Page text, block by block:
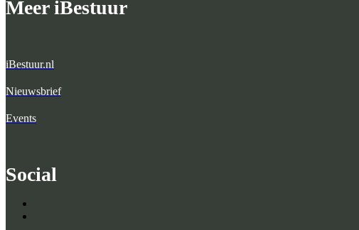
Meer iBestuur
iBestuur.nl
Nieuwsbrief
Events
Social